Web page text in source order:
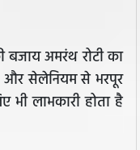
बजाय अमरंथ रोटी का
और सेलेनियम से भरपूर
भी लाभकारी होता है